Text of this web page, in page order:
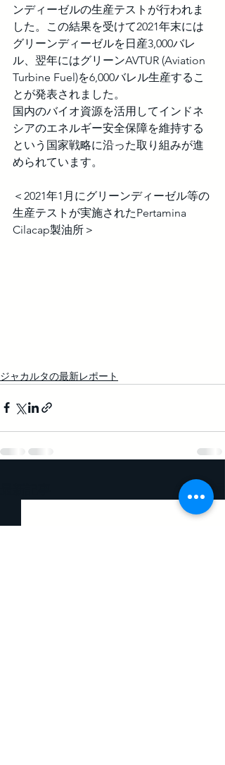
ンディーゼルの生産テストが行われま
した。この結果を受けて2021年末には
グリーンディーゼルを日産3,000バレ
ル、翌年にはグリーンAVTUR (Aviation
Turbine Fuel)を6,000バレル生産するこ
とが発表されました。
国内のバイオ資源を活用してインドネ
シアのエネルギー安全保障を維持する
という国家戦略に沿った取り組みが進
められています。
＜2021年1月にグリーンディーゼル等の
生産テストが実施されたPertamina
Cilacap製油所＞
ジャカルタの最新レポート
すべて表示